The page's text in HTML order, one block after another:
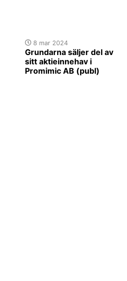
8 mar 2024
Grundarna säljer del av
sitt aktieinnehav i
Promimic AB (publ)